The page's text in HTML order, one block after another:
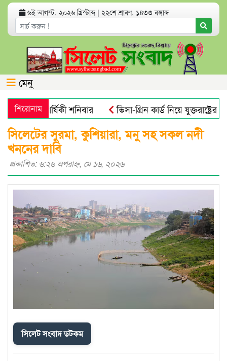
৬ই আগস্ট, ২০২৬ খ্রিস্টাব্দ | ২২শে শ্রাবণ, ১৪৩৩ বঙ্গাব্দ
মেনু
শিরোনাম
মৃত্যুবার্ষিকী শনিবার ভিসা-গ্রিন কার্ড নিয়ে যুক্তরাষ্ট্রের
সিলেটের সুরমা, কুশিয়ারা, মনু সহ সকল নদী
খননের দাবি
প্রকাশিত: ৬:২৬ অপরাহ্ণ, মে ১৬, ২০২৬
সিলেট সংবাদ ডটকম